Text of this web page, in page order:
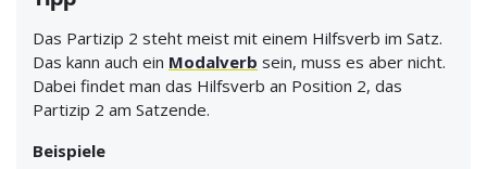
Das Partizip 2 steht meist mit einem Hilfsverb im Satz.
Das kann auch ein Modalverb sein, muss es aber nicht.
Dabei findet man das Hilfsverb an Position 2, das
Partizip 2 am Satzende.
Beispiele